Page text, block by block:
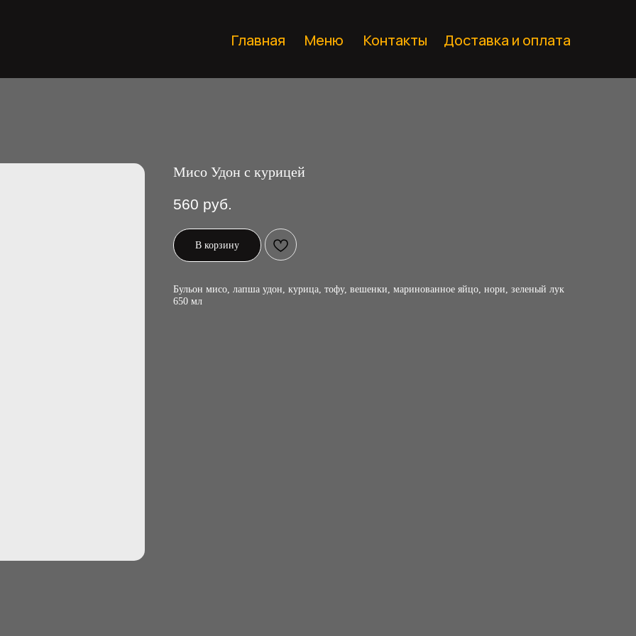
Контакты Доставка и оплата
Меню
Главная
Мисо Удон с курицей
560 руб.
В корзину
Бульон мисо, лапша удон, курица, тофу, вешенки, маринованное яйцо, нори, зеленый лук
650 мл